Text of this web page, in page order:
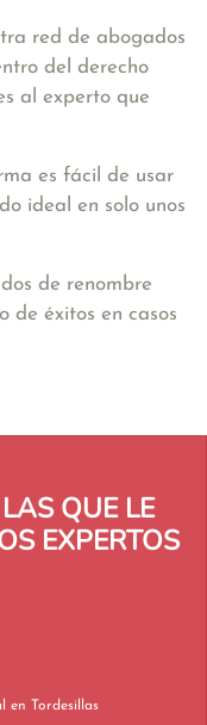
red de abogados
del derecho
al experto que
es fácil de usar
ideal en solo unos
de renombre
de éxitos en casos
QUE LE
EXPERTOS
Derecho Inmobiliario y Propiedad Horizontal en Tordesillas